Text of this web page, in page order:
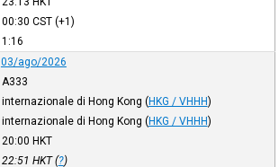
00:30 CST(+1)
1:16
03/ago/2026
A333
internazionale di Hong Kong (HKG / VHHH)
internazionale di Hong Kong (HKG / VHHH)
20:00 HKT
22:51 HKT(?)